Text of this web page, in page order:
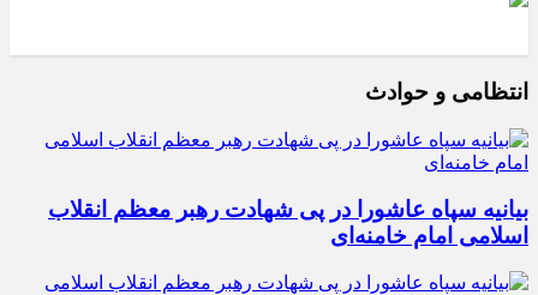
انتظامی و حوادث
بیانیه سپاه عاشورا در پی شهادت رهبر معظم انقلاب
اسلامی امام خامنه‌ای